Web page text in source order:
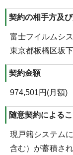
契約の相手方及
富士フイルムシ
東京都板橋区坂
契約金額
974,501円(月額)
随意契約による
現戸籍システム
含む）が蓄積さ